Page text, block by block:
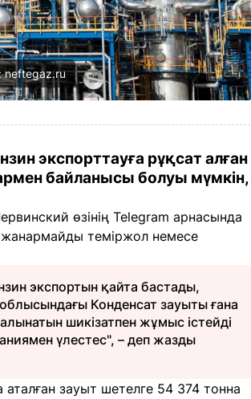
neftegaz.ru
экспорттауға рұқсат алған
байланысы болуы мүмкін,
өзінің Telegram арнасында
жанармайды теміржол немесе
экспортын қайта бастады,
Конденсат зауыты ғана
шикізатпен жұмыс істейді
үлестес", – деп жазды
зауыт шетелге 54 374 тонна